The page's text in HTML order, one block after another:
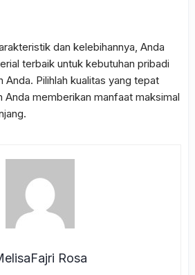
dan kelebihannya, Anda
terbaik untuk kebutuhan pribadi
Anda. Pilihlah kualitas yang tepat
Anda memberikan manfaat maksimal
Rosa